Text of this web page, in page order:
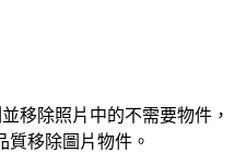
移除照片中的不需要物件，
質移除圖片物件。